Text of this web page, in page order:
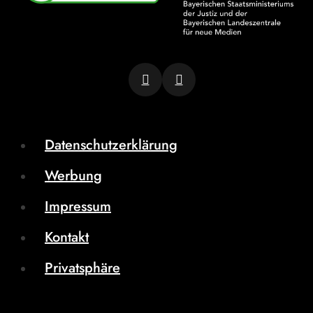
Datenschutzerklärung
Werbung
Impressum
Kontakt
Privatsphäre